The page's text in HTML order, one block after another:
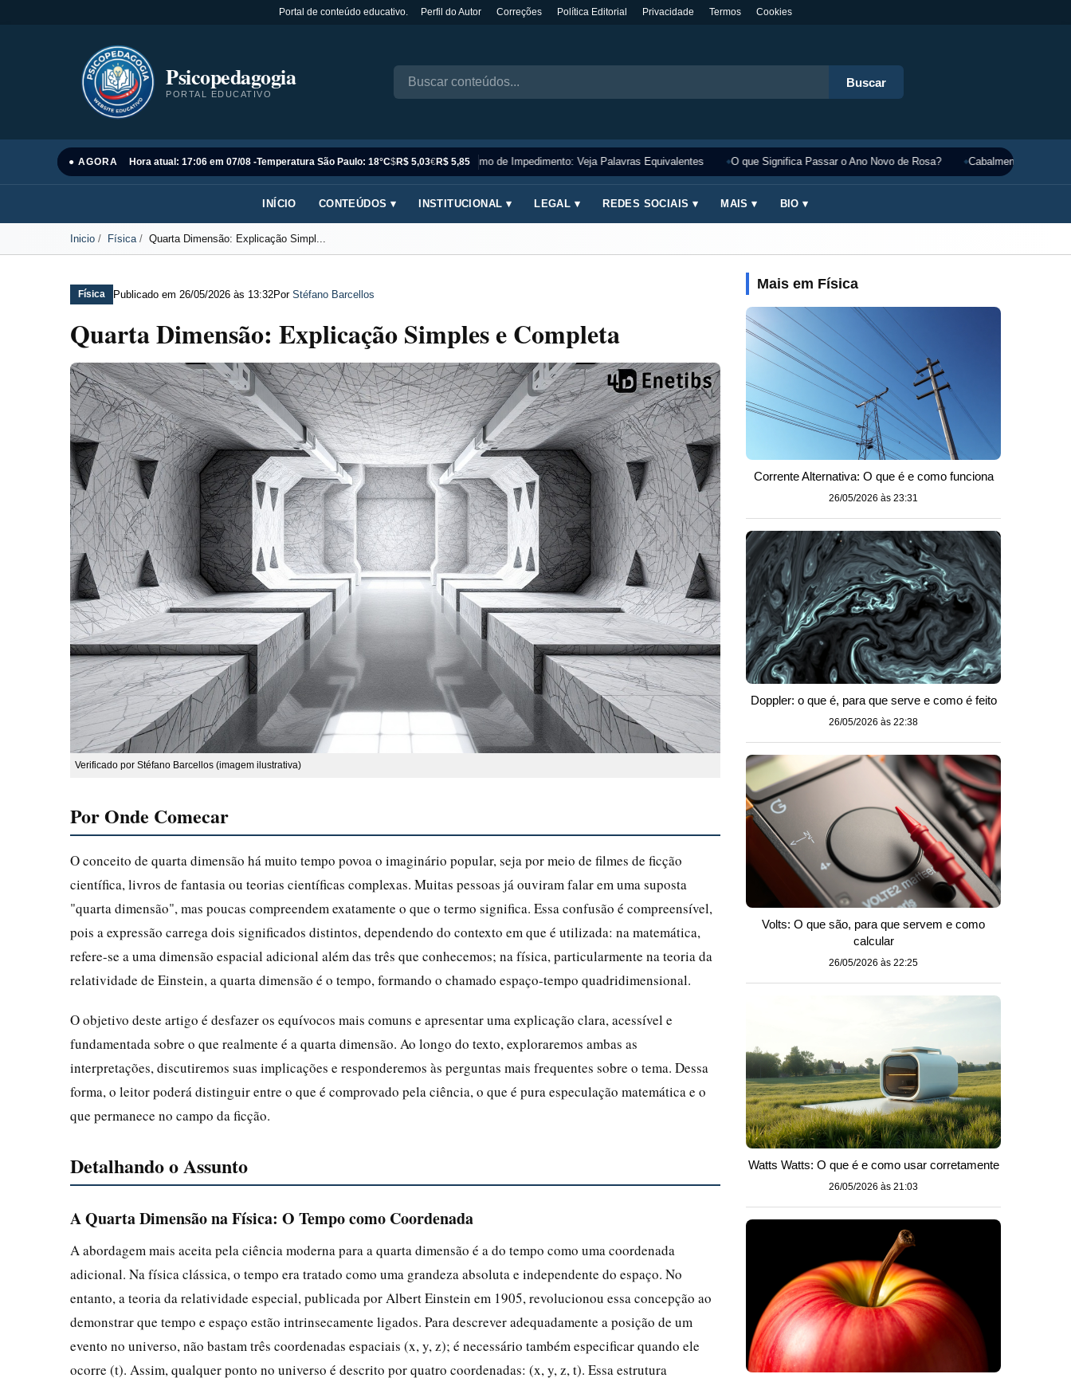
Portal de conteúdo educativo. Perfil do Autor Correções Política Editorial Privacidade Termos Cookies
Psicopedagogia
PORTAL EDUCATIVO
Buscar
● AGORA Hora atual: 17:06 em 07/08 -Temperatura São Paulo: 18°C$R$ 5,03€R$ 5,85
Sinônimo de Impedimento: Veja Palavras Equivalentes O que Significa Passar o Ano Novo de Rosa? Cabalmente
INÍCIO CONTEÚDOS ▾ INSTITUCIONAL ▾ LEGAL ▾ REDES SOCIAIS ▾ MAIS ▾ BIO ▾
Inicio Física Quarta Dimensão: Explicação Simpl...
Física Publicado em 26/05/2026 às 13:32Por Stéfano Barcellos
Quarta Dimensão: Explicação Simples e Completa
Verificado por Stéfano Barcellos (imagem ilustrativa)
Por Onde Comecar
O conceito de quarta dimensão há muito tempo povoa o imaginário popular, seja por meio de filmes de ficção
científica, livros de fantasia ou teorias científicas complexas. Muitas pessoas já ouviram falar em uma suposta
"quarta dimensão", mas poucas compreendem exatamente o que o termo significa. Essa confusão é compreensível,
pois a expressão carrega dois significados distintos, dependendo do contexto em que é utilizada: na matemática,
refere-se a uma dimensão espacial adicional além das três que conhecemos; na física, particularmente na teoria da
relatividade de Einstein, a quarta dimensão é o tempo, formando o chamado espaço-tempo quadridimensional.
O objetivo deste artigo é desfazer os equívocos mais comuns e apresentar uma explicação clara, acessível e
fundamentada sobre o que realmente é a quarta dimensão. Ao longo do texto, exploraremos ambas as
interpretações, discutiremos suas implicações e responderemos às perguntas mais frequentes sobre o tema. Dessa
forma, o leitor poderá distinguir entre o que é comprovado pela ciência, o que é pura especulação matemática e o
que permanece no campo da ficção.
Detalhando o Assunto
A Quarta Dimensão na Física: O Tempo como Coordenada
A abordagem mais aceita pela ciência moderna para a quarta dimensão é a do tempo como uma coordenada
adicional. Na física clássica, o tempo era tratado como uma grandeza absoluta e independente do espaço. No
entanto, a teoria da relatividade especial, publicada por Albert Einstein em 1905, revolucionou essa concepção ao
demonstrar que tempo e espaço estão intrinsecamente ligados. Para descrever adequadamente a posição de um
evento no universo, não bastam três coordenadas espaciais (x, y, z); é necessário também especificar quando ele
ocorre (t). Assim, qualquer ponto no universo é descrito por quatro coordenadas: (x, y, z, t). Essa estrutura
Mais em Física
Corrente Alternativa: O que é e como funciona
26/05/2026 às 23:31
Doppler: o que é, para que serve e como é feito
26/05/2026 às 22:38
Volts: O que são, para que servem e como
calcular
26/05/2026 às 22:25
Watts Watts: O que é e como usar corretamente
26/05/2026 às 21:03